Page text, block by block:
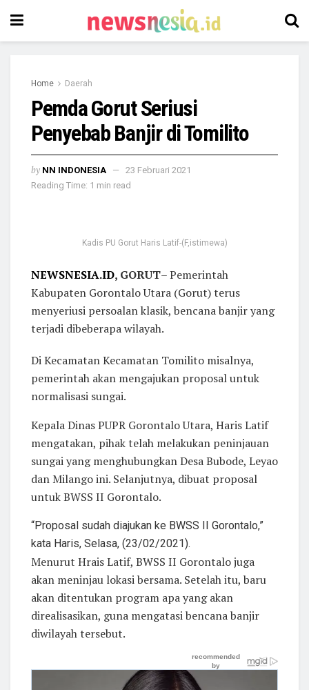
Home Daerah
Pemda Gorut Seriusi
Penyebab Banjir di Tomilito
by NN INDONESIA
23 Februari 2021
Reading Time: 1 min read
Kadis PU Gorut Haris Latif-(F,istimewa)
NEWSNESIA.ID, GORUT– Pemerintah
Kabupaten Gorontalo Utara (Gorut) terus
menyeriusi persoalan klasik, bencana banjir yang
terjadi dibeberapa wilayah.
Di Kecamatan Kecamatan Tomilito misalnya,
pemerintah akan mengajukan proposal untuk
normalisasi sungai.
Kepala Dinas PUPR Gorontalo Utara, Haris Latif
mengatakan, pihak telah melakukan peninjauan
sungai yang menghubungkan Desa Bubode, Leyao
dan Milango ini. Selanjutnya, dibuat proposal
untuk BWSS II Gorontalo.
“Proposal sudah diajukan ke BWSS II Gorontalo,”
kata Haris, Selasa, (23/02/2021).
Menurut Hrais Latif, BWSS II Gorontalo juga
akan meninjau lokasi bersama. Setelah itu, baru
akan ditentukan program apa yang akan
direalisasikan, guna mengatasi bencana banjir
diwilayah tersebut.